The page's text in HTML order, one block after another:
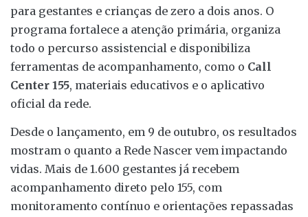
para gestantes e crianças de zero a dois anos. O
programa fortalece a atenção primária, organiza
todo o percurso assistencial e disponibiliza
ferramentas de acompanhamento, como o Call
Center 155, materiais educativos e o aplicativo
oficial da rede.
Desde o lançamento, em 9 de outubro, os resultados
mostram o quanto a Rede Nascer vem impactando
vidas. Mais de 1.600 gestantes já recebem
acompanhamento direto pelo 155, com
monitoramento contínuo e orientações repassadas